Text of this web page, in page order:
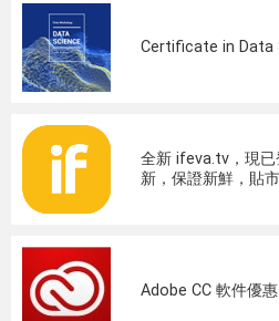
Certificate in Data
全新 ifeva.tv，現已
新，保證新鮮，貼市
Adobe CC 軟件優